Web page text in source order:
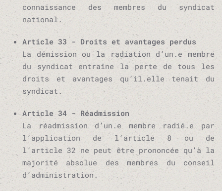
connaissance des membres du syndicat
national.
Article 33 - Droits et avantages perdus
La démission ou la radiation d’un.e membre
du syndicat entraîne la perte de tous les
droits et avantages qu’il.elle tenait du
syndicat.
Article 34 - Réadmission
La réadmission d’un.e membre radié.e par
l’application de l’article 8 ou de
l’article 32 ne peut être prononcée qu’à la
majorité absolue des membres du conseil
d’administration.